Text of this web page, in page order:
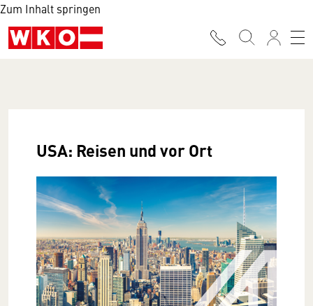
Zum Inhalt springen
USA: Reisen und vor Ort